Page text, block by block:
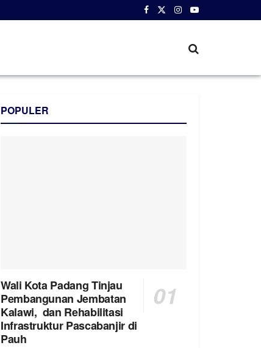
POPULER
Wali Kota Padang Tinjau
Pembangunan Jembatan
Kalawi, dan Rehabilitasi
Infrastruktur Pascabanjir di
Pauh